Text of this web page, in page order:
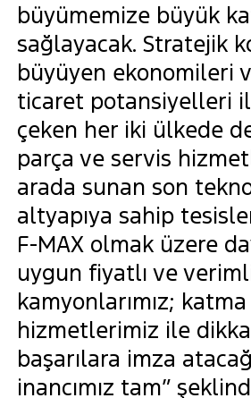
büyümemize büyük
sağlayacak. Stratejik
büyüyen ekonomileri
ticaret potansiyelleri
çeken her iki ülkede
parça ve servis
arada sunan son
altyapıya sahip
F-MAX olmak üzere
uygun fiyatlı ve
kamyonlarımız;
hizmetlerimiz ile
başarılara imza
inancımız tam”